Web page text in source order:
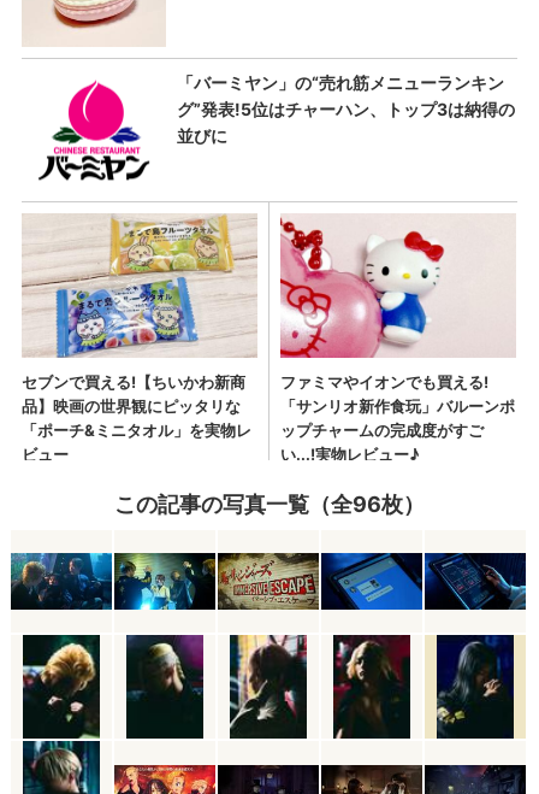
この記事の写真一覧（全96枚）